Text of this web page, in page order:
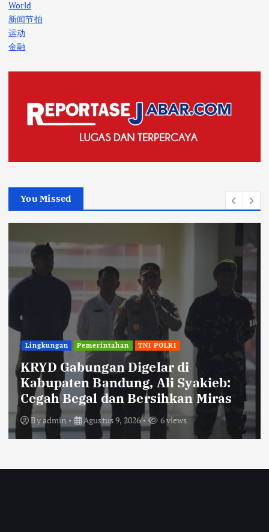
World
新闻节拍
运动
金融
You Missed
TNI POLRI
Polisi Ungkap Kasus Pengeroyokan
Viral di Tarogong Kaler, Berawal
dari Knalpot Brong
Byadmin Agustus 8, 2026 3 views